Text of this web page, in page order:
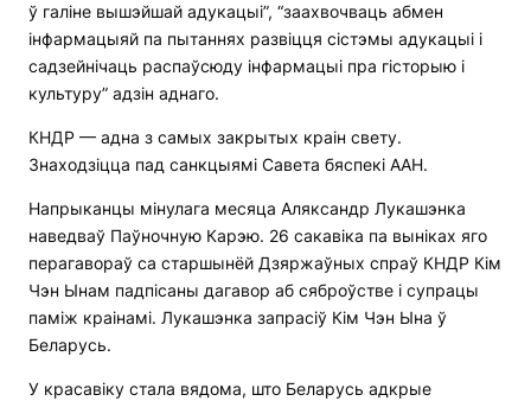
ў галіне вышэйшай адукацыі”, “заахвочваць абмен
інфармацыяй па пытаннях развіцця сістэмы адукацыі і
садзейнічаць распаўсюду інфармацыі пра гісторыю і
культуру” адзін аднаго.
КНДР — адна з самых закрытых краін свету.
Знаходзіцца пад санкцыямі Савета бяспекі ААН.
Напрыканцы мінулага месяца Аляксандр Лукашэнка
наведваў Паўночную Карэю. 26 сакавіка па выніках яго
перагавораў са старшынёй Дзяржаўных спраў КНДР Кім
Чэн Ынам падпісаны дагавор аб сяброўстве і супрацы
паміж краінамі. Лукашэнка запрасіў Кім Чэн Ына ў
Беларусь.
У красавіку стала вядома, што Беларусь адкрые